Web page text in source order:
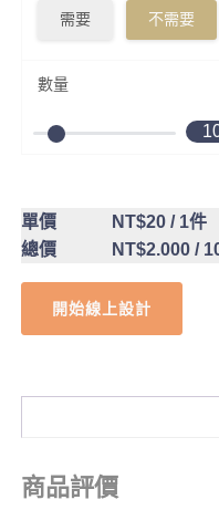
需要 不需要
數量
單價 NT$20/ 1件
總價
NT$2.000/
開始線上設計
商品評價